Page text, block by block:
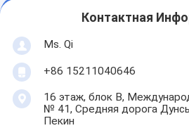
Контактная
Ms. Qi
+86 15211040646
16 этаж, блок B,
№ 41, Средняя дорога
Пекин